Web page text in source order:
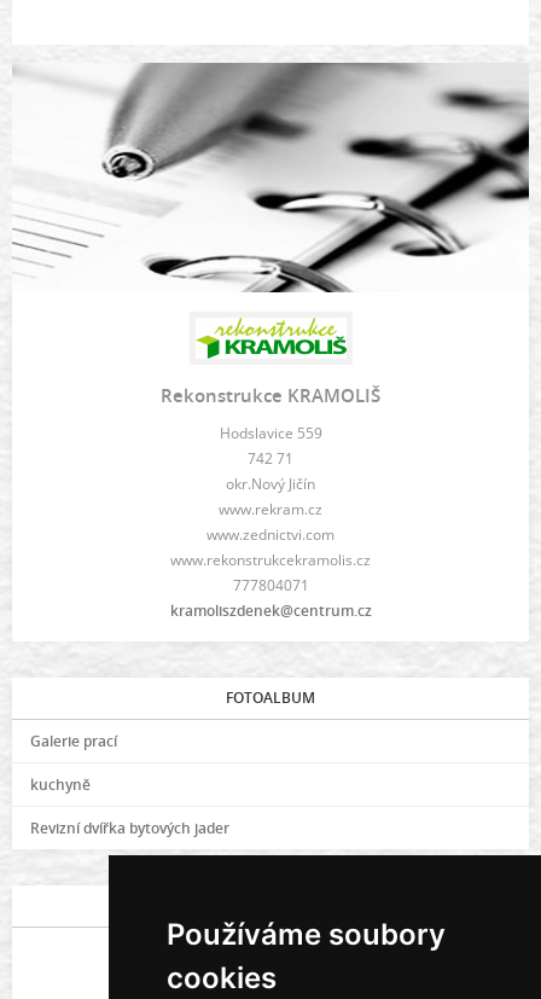
Používáme soubory
cookies
Rekonstrukce KRAMOLIŠ
Hodslavice 559
742 71
okr.Nový Jičín
www.rekram.cz
www.zednictvi.com
www.rekonstrukcekramolis.cz
777804071
kramoliszdenek@centrum.cz
FOTOALBUM
Galerie prací
kuchyně
Revizní dvířka bytových jader